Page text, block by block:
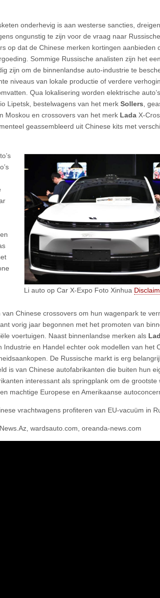
onderhevig is aan westerse sancties,
ongunstig te zijn voor de vraag naar
op dat de Chinese merken kortingen aanbieden
Sommige Russische analisten zijn het
zijn om de binnenlandse auto-industrie te
niveaus van lokale productie of verdere
Qua lokalisering worden elektrische
Lipetsk, bestelwagens van het merk Sollers ,
Moskou en crossovers van het merk Lada X-
geassembleerd uit Chinese kits met
Li auto op Car X-Expo Foto Xinhua
van Chinese crossovers om hun wagenpark te
vorig jaar begonnen met het promoten van
voertuigen. Naast binnenlandse merken als
Industrie en Handel echter ook modellen van het
De Russische markt is erg
is van Chinese autofabrikanten die buiten hun
interessant als springplank om de grootste
machtige Europese en Amerikaanse
vrachtwagens profiteren van EU-vacuüm in
wardsauto.com, oreanda-news.com